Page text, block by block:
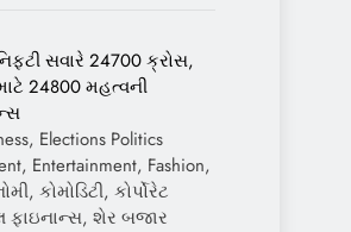
સવારે 24700 ક્રોસ,
24800 મહત્વની
Elections Politics
Entertainment, Fashion,
કોમોડિટી, કોર્પોરેટ
ફાઇનાન્સ, શેર બજાર